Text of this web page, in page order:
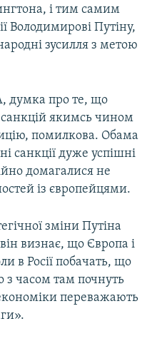
і тим самим
Володимирові Путіну,
зусилля з метою
думка про те, що
якимсь чином
помилкова. Обама
санкції дуже успішні
домагалися не
із європейцями.
зміни Путіна
визнає, що Європа і
в Росії побачать, що
з часом там почнуть
переважають